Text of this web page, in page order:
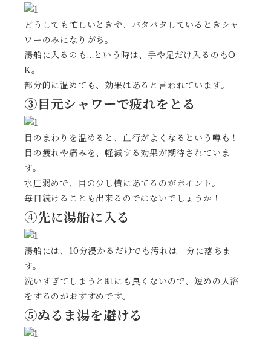
どうしても忙しいときや、バタバタしているときシャ
ワーのみになりがち。
湯船に入るのも…という時は、手や足だけ入るのもO
K。
部分的に温めても、効果はあると言われています。
③目元シャワーで疲れをとる
目のまわりを温めると、血行がよくなるという噂も！
目の疲れや痛みを、軽減する効果が期待されていま
す。
水圧弱めで、目の少し横にあてるのがポイント。
毎日続けることも出来るのではないでしょうか！
④先に湯船に入る
湯船には、10分浸かるだけでも汚れは十分に落ちま
す。
洗いすぎてしまうと肌にも良くないので、短めの入浴
をするのがおすすめです。
⑤ぬるま湯を避ける